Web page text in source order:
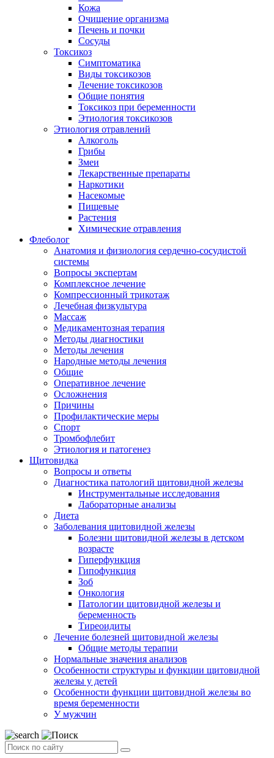
Кожа
Очищение организма
Печень и почки
Сосуды
Токсикоз
Cимптоматика
Виды токсикозов
Лечение токсикозов
Общие понятия
Токсикоз при беременности
Этиология токсикозов
Этиология отравлений
Алкоголь
Грибы
Змеи
Лекарственные препараты
Наркотики
Насекомые
Пищевые
Растения
Химические отравления
Флеболог
Анатомия и физиология сердечно-сосудистой
системы
Вопросы экспертам
Комплексное лечение
Компрессионный трикотаж
Лечебная физкультура
Массаж
Медикаментозная терапия
Методы диагностики
Методы лечения
Народные методы лечения
Общие
Оперативное лечение
Осложнения
Причины
Профилактические меры
Спорт
Тромбофлебит
Этиология и патогенез
Щитовидка
Вопросы и ответы
Диагностика патологий щитовидной железы
Инструментальные исследования
Лабораторные анализы
Диета
Заболевания щитовидной железы
Болезни щитовидной железы в детском
возрасте
Гиперфункция
Гипофункция
Зоб
Онкология
Патологии щитовидной железы и
беременность
Тиреоидиты
Лечение болезней щитовидной железы
Общие методы терапии
Нормальные значения анализов
Особенности структуры и функции щитовидной
железы у детей
Особенности функции щитовидной железы во
время беременности
У мужчин